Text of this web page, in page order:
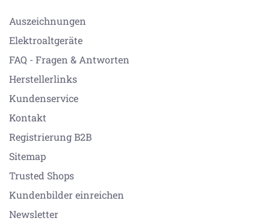
Auszeichnungen
Elektroaltgeräte
FAQ - Fragen & Antworten
Herstellerlinks
Kundenservice
Kontakt
Registrierung B2B
Sitemap
Trusted Shops
Kundenbilder einreichen
Newsletter